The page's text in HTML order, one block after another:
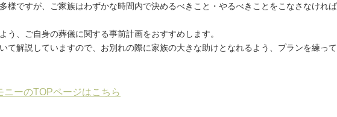
様ですが、ご家族はわずかな時間内で決めるべきこと・やるべきことをこなさなければ
う、ご自身の葬儀に関する事前計画をおすすめします。
て解説していますので、お別れの際に家族の大きな助けとなれるよう、プランを練って
ーのTOPページはこちら